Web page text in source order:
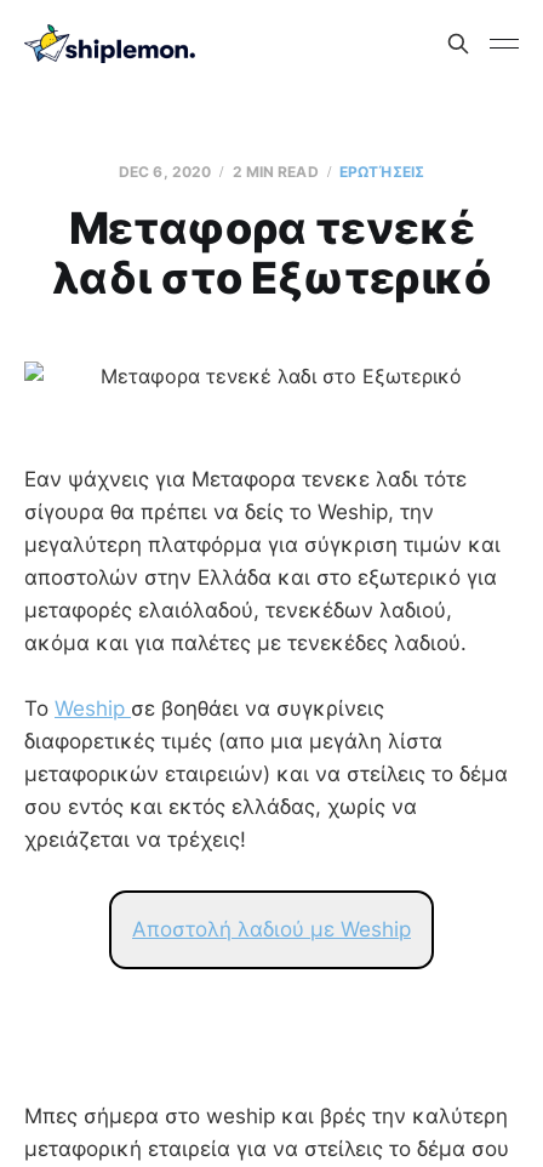
DEC 6, 2020 2 MIN READ ΕΡΩΤΉΣΕΙΣ
Μεταφορα τενεκέ
λαδι στο Εξωτερικό
Εαν ψάχνεις για Μεταφορα τενεκε λαδι τότε
σίγουρα θα πρέπει να δείς το Weship, την
μεγαλύτερη πλατφόρμα για σύγκριση τιμών και
αποστολών στην Ελλάδα και στο εξωτερικό για
μεταφορές ελαιόλαδού, τενεκέδων λαδιού,
ακόμα και για παλέτες με τενεκέδες λαδιού.
Το Weship σε βοηθάει να συγκρίνεις
διαφορετικές τιμές (απο μια μεγάλη λίστα
μεταφορικών εταιρειών) και να στείλεις το δέμα
σου εντός και εκτός ελλάδας, χωρίς να
χρειάζεται να τρέχεις!
Αποστολή λαδιού με Weship
Mπες σήμερα στο weship και βρές την καλύτερη
μεταφορική εταιρεία για να στείλεις το δέμα σου